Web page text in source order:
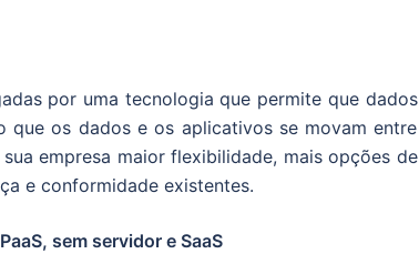
por uma tecnologia que permite que dados
que os dados e os aplicativos se movam entre
empresa maior flexibilidade, mais opções de
e conformidade existentes.
sem servidor e SaaS